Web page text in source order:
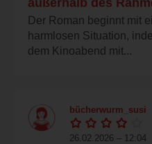
Der Roman beginnt mit
harmlosen Situation,
dem Kinoabend mit...
bücherwurm_susi
26.02.2026 – 12:04